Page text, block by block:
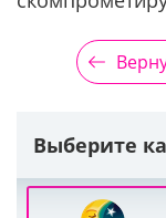
Выберите